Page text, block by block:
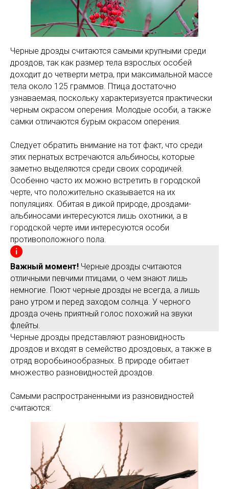
Черные дрозды считаются самыми крупными среди
дроздов, так как размер тела взрослых особей
доходит до четверти метра, при максимальной массе
тела около 125 граммов. Птица достаточно
узнаваемая, поскольку характеризуется практически
черным окрасом оперения. Молодые особи, а также
самки отличаются бурым окрасом оперения.
Следует обратить внимание на тот факт, что среди
этих пернатых встречаются альбиносы, которые
заметно выделяются среди своих сородичей.
Особенно часто их можно встретить в городской
черте, что положительно сказывается на их
популяциях. Обитая в дикой природе, дроздами-
альбиносами интересуются лишь охотники, а в
городской черте ими интересуются особи
противоположного пола.
Важный момент! Черные дрозды считаются
отличными певчими птицами, о чем знают лишь
немногие. Поют черные дрозды не всегда, а лишь
рано утром и перед заходом солнца. У черного
дрозда очень приятный голос похожий на звуки
флейты.
Черные дрозды представляют разновидность
дроздов и входят в семейство дроздовых, а также в
отряд воробьинообразных. В природе обитает
множество разновидностей дроздов.
Самыми распространенными из разновидностей
считаются: